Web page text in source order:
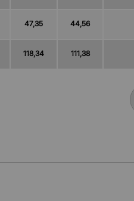
47,35 44,56
118,34 111,38